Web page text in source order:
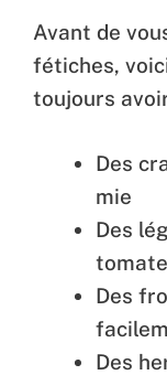
Avant de
fétiches,
toujours
Des
mie
Des
Des
Des